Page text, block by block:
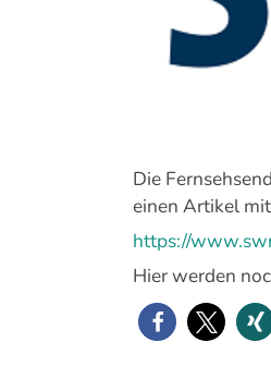
Die
einen Artikel
https://
Hier werden